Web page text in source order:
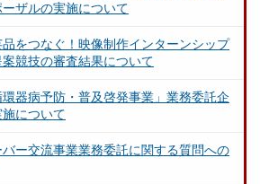
ザルの実施について
をつなぐ！映像制作インターンシップ
競技の審査結果について
器病予防・普及啓発事業」業務委託企
について
ー交流事業業務委託に関する質問への